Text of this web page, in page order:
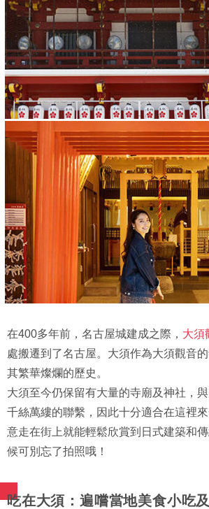
在400多年前，名古屋城建成之際， 大須
處搬遷到了名古屋。大須作為大須觀音
其繁華燦爛的歷史。
大須至今仍保留有大量的寺廟及神社，
千絲萬縷的聯繫，因此十分適合在這裡
意走在街上就能輕鬆欣賞到日式建築和
候可別忘了拍照哦！
吃在大須：遍嚐當地美食小吃